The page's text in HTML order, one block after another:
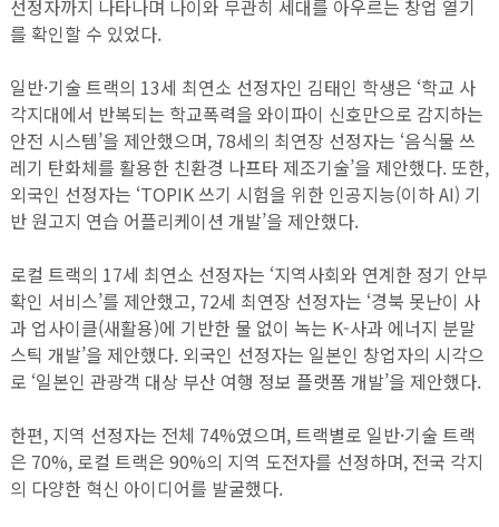
선정자까지 나타나며 나이와 무관히 세대를 아우르는 창업 열기
를 확인할 수 있었다.
일반·기술 트랙의 13세 최연소 선정자인 김태인 학생은 ‘학교 사
각지대에서 반복되는 학교폭력을 와이파이 신호만으로 감지하는
안전 시스템’을 제안했으며, 78세의 최연장 선정자는 ‘음식물 쓰
레기 탄화체를 활용한 친환경 나프타 제조기술’을 제안했다. 또한,
외국인 선정자는 ‘TOPIK 쓰기 시험을 위한 인공지능(이하 AI) 기
반 원고지 연습 어플리케이션 개발’을 제안했다.
로컬 트랙의 17세 최연소 선정자는 ‘지역사회와 연계한 정기 안부
확인 서비스’를 제안했고, 72세 최연장 선정자는 ‘경북 못난이 사
과 업사이클(새활용)에 기반한 물 없이 녹는 K-사과 에너지 분말
스틱 개발’을 제안했다. 외국인 선정자는 일본인 창업자의 시각으
로 ‘일본인 관광객 대상 부산 여행 정보 플랫폼 개발’을 제안했다.
한편, 지역 선정자는 전체 74%였으며, 트랙별로 일반·기술 트랙
은 70%, 로컬 트랙은 90%의 지역 도전자를 선정하며, 전국 각지
의 다양한 혁신 아이디어를 발굴했다.